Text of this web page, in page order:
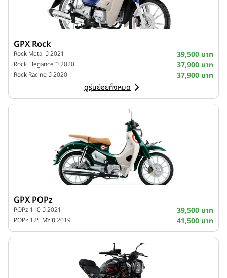
GPX Rock
Rock Metal ปี 2021 39,500 บาท
Rock Elegance ปี 2020 37,900 บาท
Rock Racing ปี 2020
37,900 บาท
ดูรุ่นย่อยทั้งหมด
GPX POPz
POPz 110 ปี 2021 39,500 บาท
POPz 125 MY ปี 2019 41,500 บาท